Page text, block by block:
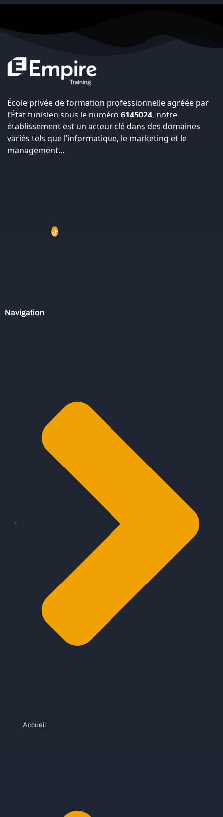
École privée de formation professionnelle agréée par
l’État tunisien sous le numéro 6145024, notre
établissement est un acteur clé dans des domaines
variés tels que l’informatique, le marketing et le
management…
Navigation
Accueil